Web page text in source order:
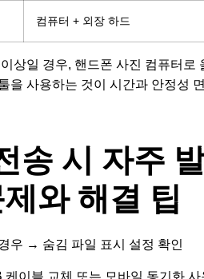
컴퓨터 + 외장 하드
상일 경우, 핸드폰 사진 컴퓨터로
을 사용하는 것이 시간과 안정성
송 시 자주
와 해결 팁
우 → 숨김 파일 표시 설정 확인
이블 교체 또는 모바일 동기화 사